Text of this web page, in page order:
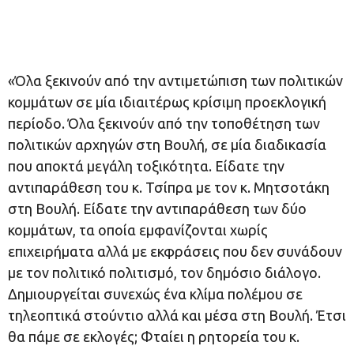
«Όλα ξεκινούν από την αντιμετώπιση των πολιτικών
κομμάτων σε μία ιδιαιτέρως κρίσιμη προεκλογική
περίοδο. Όλα ξεκινούν από την τοποθέτηση των
πολιτικών αρχηγών στη Βουλή, σε μία διαδικασία
που αποκτά μεγάλη τοξικότητα. Είδατε την
αντιπαράθεση του κ. Τσίπρα με τον κ. Μητσοτάκη
στη Βουλή. Είδατε την αντιπαράθεση των δύο
κομμάτων, τα οποία εμφανίζονται χωρίς
επιχειρήματα αλλά με εκφράσεις που δεν συνάδουν
με τον πολιτικό πολιτισμό, τον δημόσιο διάλογο.
Δημιουργείται συνεχώς ένα κλίμα πολέμου σε
τηλεοπτικά στούντιο αλλά και μέσα στη Βουλή. Έτσι
θα πάμε σε εκλογές; Φταίει η ρητορεία του κ.